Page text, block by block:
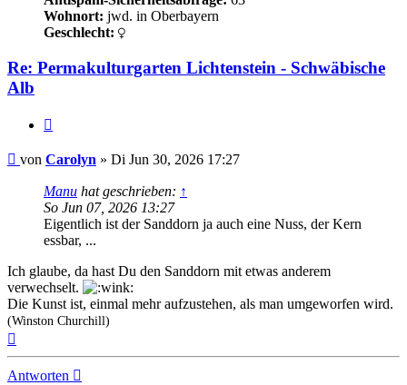
Wohnort: jwd. in Oberbayern
Geschlecht:
Re: Permakulturgarten Lichtenstein - Schwäbische
Alb
Beitrag
von Carolyn » Di Jun 30, 2026 17:27
Manu hat geschrieben: ↑
So Jun 07, 2026 13:27
Eigentlich ist der Sanddorn ja auch eine Nuss, der Kern
essbar, ...
Ich glaube, da hast Du den Sanddorn mit etwas anderem
verwechselt.
Die Kunst ist, einmal mehr aufzustehen, als man umgeworfen wird.
(Winston Churchill)
Antworten